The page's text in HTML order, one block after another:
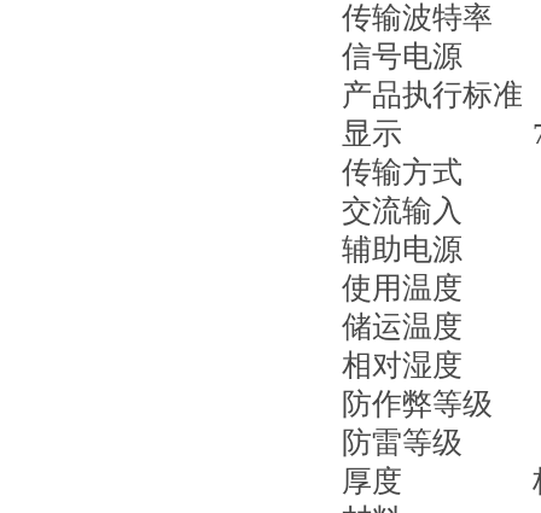
传输波特
信号电
产品执行
显示
传输方
交流输
辅助电
使用温
储运温
相对湿
防作弊等
防雷等
厚度